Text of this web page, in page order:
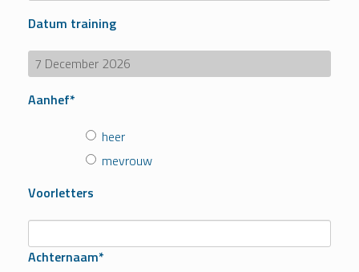
Datum training
Aanhef*
heer
mevrouw
Voorletters
Achternaam*